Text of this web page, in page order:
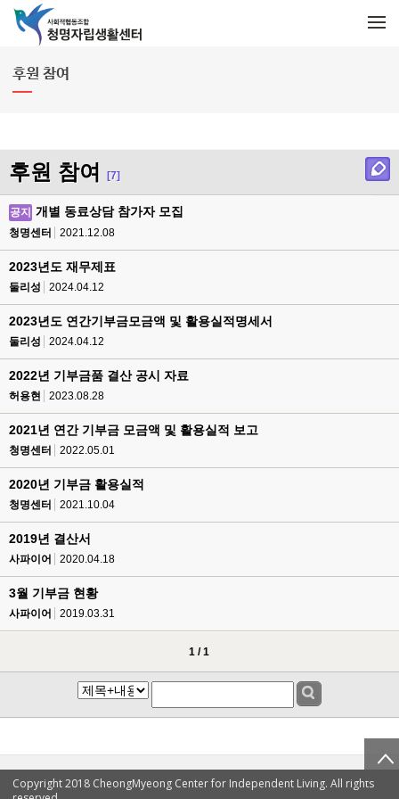
후원 참여
후원 참여 [7]
공지 개별 동료상담 참가자 모집
청명센터 2021.12.08
2023년도 재무제표
둘리성 2024.04.12
2023년도 연간기부금모금액 및 활용실적명세서
둘리성 2024.04.12
2022년 기부금품 결산 공시 자료
허용현 2023.08.28
2021년 연간 기부금 모금액 및 활용실적 보고
청명센터 2022.05.01
2020년 기부금 활용실적
청명센터 2021.10.04
2019년 결산서
사파이어 2020.04.18
3월 기부금 현황
사파이어 2019.03.31
1 / 1
Copyright 2018 CheongMyeong Center for Independent Living. All rights